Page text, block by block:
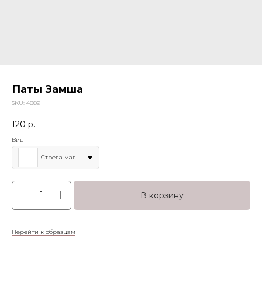
Паты Замша
SKU: 4889
120 р.
Вид
Стрела мал
В корзину
Перейти к образцам